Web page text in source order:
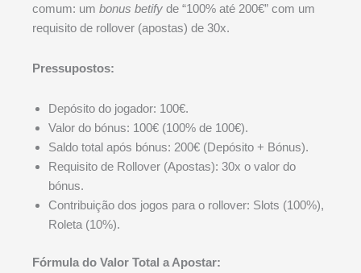
comum: um bonus betify de “100% até 200€” com um
requisito de rollover (apostas) de 30x.
Pressupostos:
Depósito do jogador: 100€.
Valor do bónus: 100€ (100% de 100€).
Saldo total após bónus: 200€ (Depósito + Bónus).
Requisito de Rollover (Apostas): 30x o valor do
bónus.
Contribuição dos jogos para o rollover: Slots (100%),
Roleta (10%).
Fórmula do Valor Total a Apostar: